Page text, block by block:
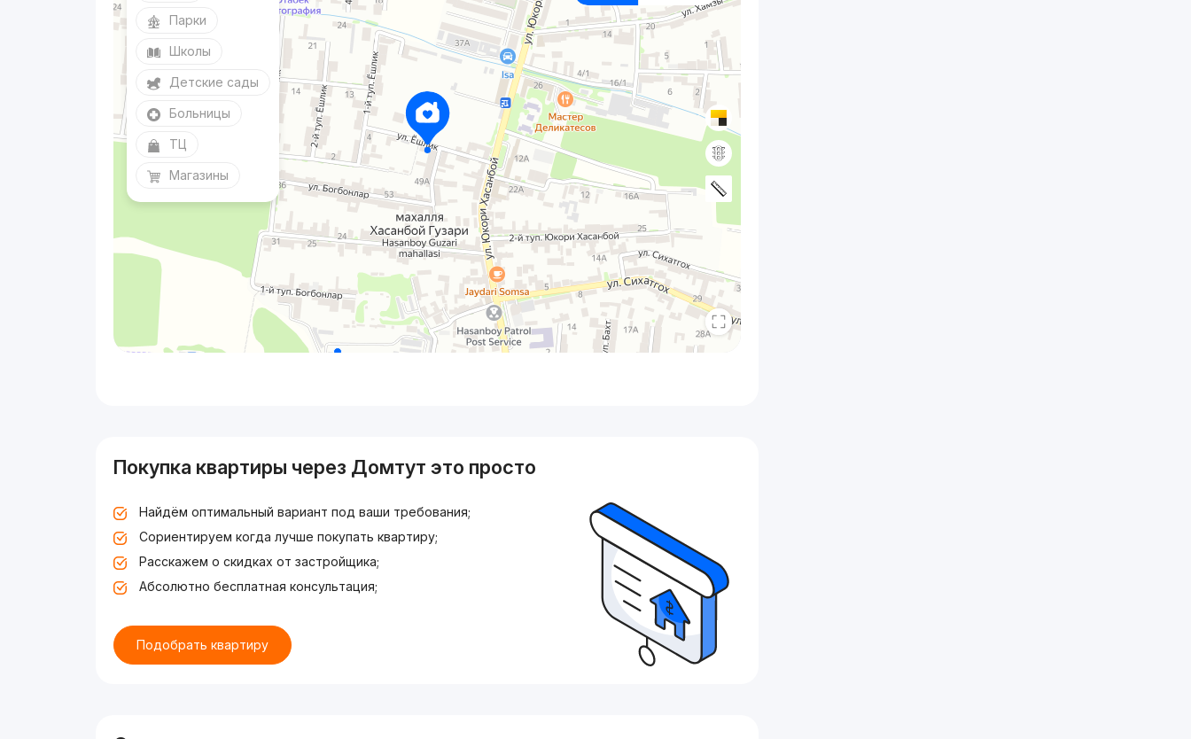
Парки
Школы
Детские сады
Больницы
ТЦ
Магазины
Покупка квартиры через Домтут это просто
Найдём оптимальный вариант под ваши требования;
Сориентируем когда лучше покупать квартиру;
Расскажем о скидках от застройщика;
Абсолютно бесплатная консультация;
Подобрать квартиру